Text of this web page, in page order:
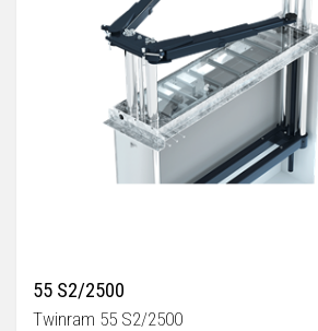
55 S2/2500
Twinram 55 S2/2500